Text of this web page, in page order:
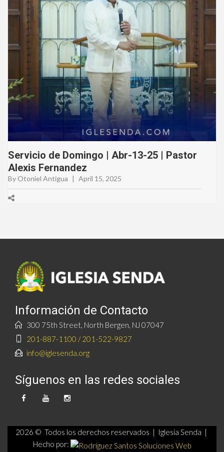
Servicio de Domingo | Abr-13-25 | Pastor
Alexis Fernandez
By Otoniel Antigua | April 15, 2025
Información de Contacto
300 75th Street, North Bergen, NJ 07047
201-887-1100 / 201-522-9827
info@iglesenda.org
Síguenos en las redes sociales
2026 © Todos los derechos reservados | Iglesia Senda |
Hecho por: